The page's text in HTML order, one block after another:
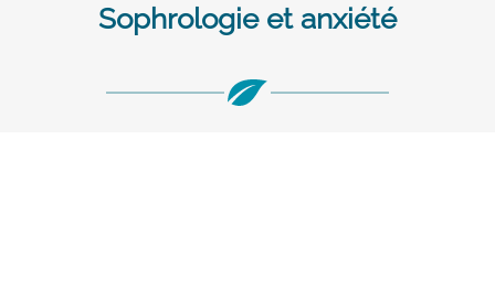
Sophrologie et anxiété